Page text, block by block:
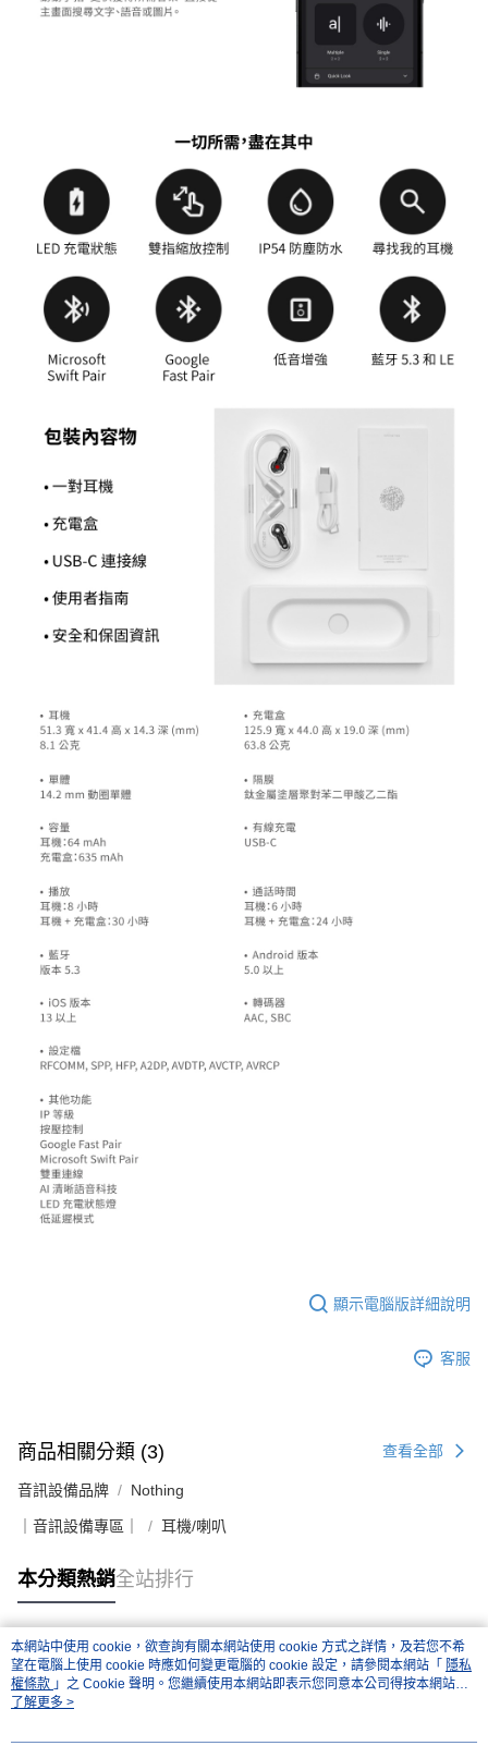
顯示電腦版詳細說明
客服
商品相關分類 (3) 查看全部
音訊設備品牌 Nothing
｜音訊設備專區｜ 耳機/喇叭
本分類熱銷全站排行
熱門標籤
本網站中使用 cookie，欲查詢有關本網站使用 cookie 方式之詳情，及若您不希
望在電腦上使用 cookie 時應如何變更電腦的 cookie 設定，請參閱本網站「 隱私
權條款 」之 Cookie 聲明。您繼續使用本網站即表示您同意本公司得按本網站使
用條款之 Cookie 聲明使用 cookie。
了解更多 >